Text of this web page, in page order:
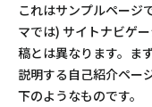
これはサンプルページ
マでは) サイトナビゲ
稿とは異なります。ま
説明する自己紹介ペー
下のようなものです。